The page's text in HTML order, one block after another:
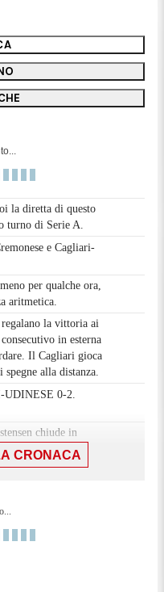
la diretta di questo
turno di Serie A.
e Cagliari-
per qualche ora,
aritmetica.
la vittoria ai
in esterna
Il Cagliari gioca
alla distanza.
0-2.
chiude in
Rete di Gueye.
CRONACA